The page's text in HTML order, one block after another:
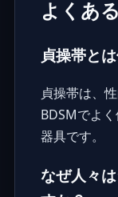
よくあ
貞操帯と
貞操帯は、
BDSMでよ
器具です。
なぜ人々